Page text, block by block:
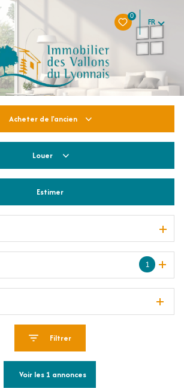
0
FR
Acheter de l'ancien
Louer
Estimer
1
Filtrer
Voir les 1 annonces